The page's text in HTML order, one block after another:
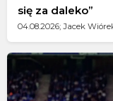
się za daleko”
04.08.2026; Jacek